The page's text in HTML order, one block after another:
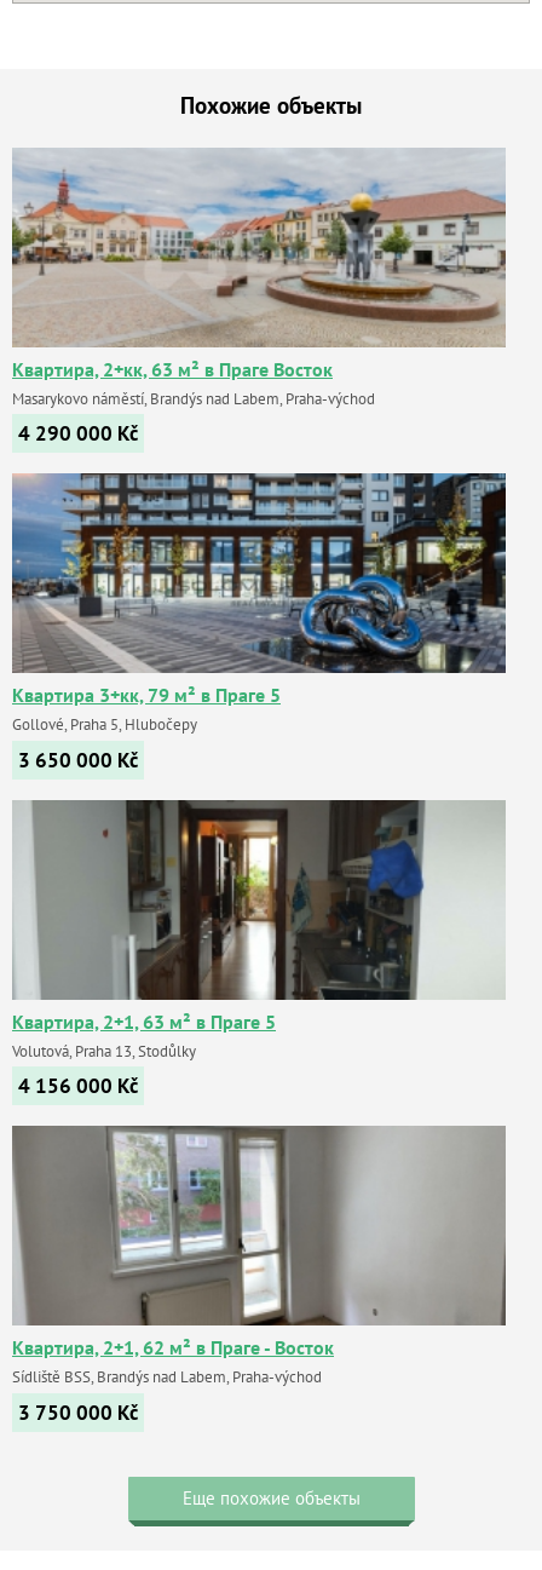
Похожие объекты
Квартира, 2+кк, 63 м² в Праге Восток
Masarykovo náměstí, Brandýs nad Labem, Praha-východ
4 290 000 Kč
Квартира 3+кк, 79 м² в Праге 5
Gollové, Praha 5, Hlubočepy
3 650 000 Kč
Квартира, 2+1, 63 м² в Праге 5
Volutová, Praha 13, Stodůlky
4 156 000 Kč
Квартира, 2+1, 62 м² в Праге - Восток
Sídliště BSS, Brandýs nad Labem, Praha-východ
3 750 000 Kč
Еще похожие объекты